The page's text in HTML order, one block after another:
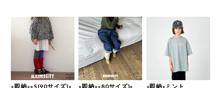
«即納»«S(90サイズ)»
«即納»«80サイズ)»
«即納»ミント